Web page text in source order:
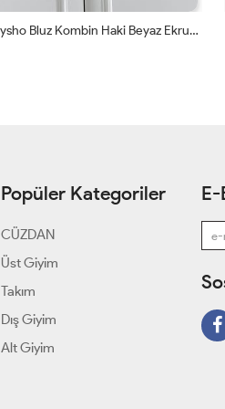
Kraş Etek Oysho Bluz Kombin Haki Beyaz Ekru Haki
Popüler Kategoriler
CÜZDAN
Üst Giyim
Takım
Dış Giyim
Alt Giyim